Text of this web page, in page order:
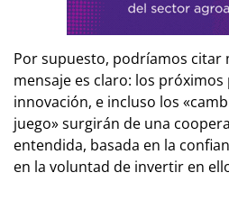
Por supuesto, podríamos citar
mensaje es claro: los próximos
innovación, e incluso los
juego» surgirán de una
entendida, basada en la
en la voluntad de invertir en